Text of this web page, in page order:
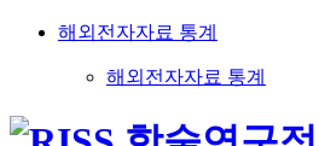
해외전자자료 통계
해외전자자료 통계